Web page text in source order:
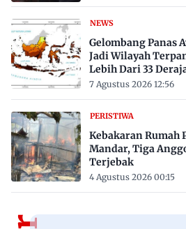
NEWS
Gelombang Panas
Jadi Wilayah
Lebih Dari 33
7 Agustus 2026 12:56
PERISTIWA
Kebakaran Rumah
Mandar, Tiga
Terjebak
4 Agustus 2026 00:15